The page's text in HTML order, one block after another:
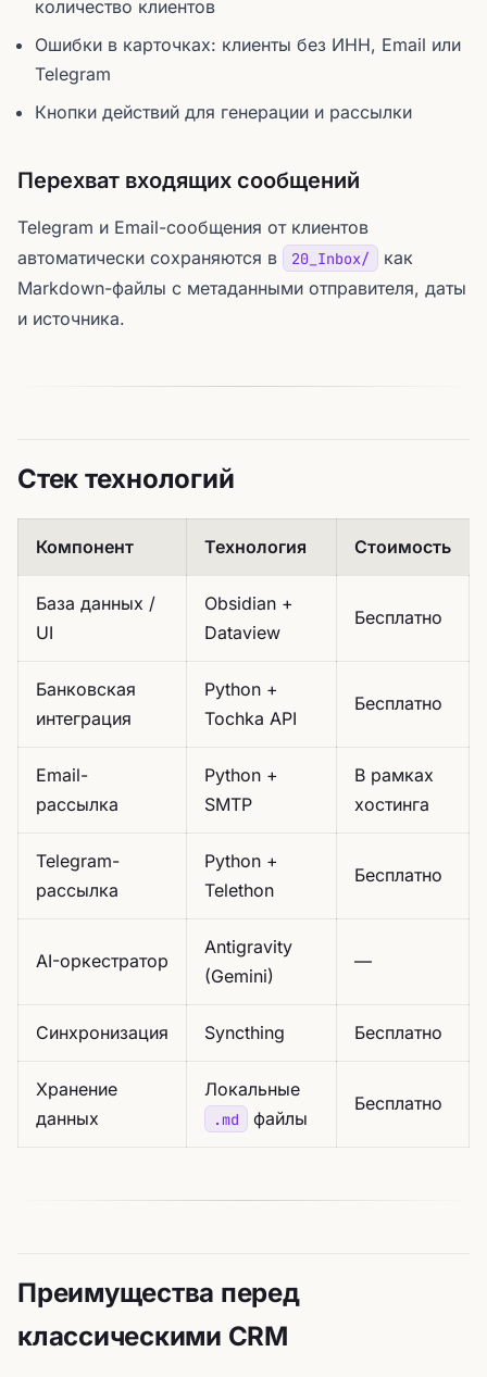
количество клиентов
Ошибки в карточках: клиенты без ИНН, Email или
Telegram
Кнопки действий для генерации и рассылки
Перехват входящих сообщений
Telegram и Email-сообщения от клиентов
автоматически сохраняются в
20_Inbox/
как
Markdown-файлы с метаданными отправителя, даты
и источника.
Стек технологий
Компонент Технология Стоимость
База данных /
UI
Obsidian +
Dataview
Бесплатно
Банковская
интеграция
Python +
Tochka API
Бесплатно
Email-
рассылка
Python +
SMTP
В рамках
хостинга
Telegram-
рассылка
Python +
Telethon
Бесплатно
AI-оркестратор
Antigravity
(Gemini)
—
Синхронизация Syncthing Бесплатно
Хранение
данных
Локальные
.md файлы
Бесплатно
Преимущества перед
классическими CRM